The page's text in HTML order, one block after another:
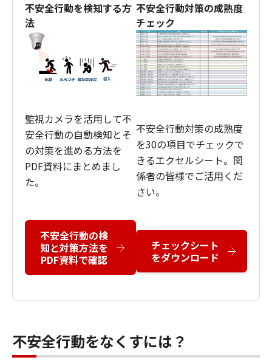
不安全行動を検知する方
法
監視カメラを活用して不
安全行動の自動検知とそ
の対策を進める方法を
PDF資料にまとめまし
た。
不安全行動の検
知と対策方法を
PDF資料で確認
不安全行動対策の成熟度
チェック
不安全行動対策の成熟度
を30の項目でチェックで
きるエクセルシート。関
係者の皆様でご活用くだ
さい。
チェックシート
をダウンロード
不安全行動をなくすには？